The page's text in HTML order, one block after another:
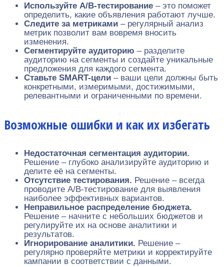
Используйте A/B-тестирование – это поможет
определить, какие объявления работают лучше.
Следите за метриками – регулярный анализ
метрик позволит вам вовремя вносить
изменения.
Сегментируйте аудиторию – разделите
аудиторию на сегменты и создайте уникальные
предложения для каждого сегмента.
Ставьте SMART-цели – ваши цели должны быть
конкретными, измеримыми, достижимыми,
релевантными и ограниченными по времени.
Возможные ошибки и как их избегать
Недостаточная сегментация аудитории.
Решение – глубоко анализируйте аудиторию и
делите её на сегменты.
Отсутствие тестирования. Решение – всегда
проводите A/B-тестирование для выявления
наиболее эффективных вариантов.
Неправильное распределение бюджета.
Решение – начните с небольших бюджетов и
регулируйте их на основе аналитики и
результатов.
Игнорирование аналитики. Решение –
регулярно проверяйте метрики и корректируйте
кампании в соответствии с данными.